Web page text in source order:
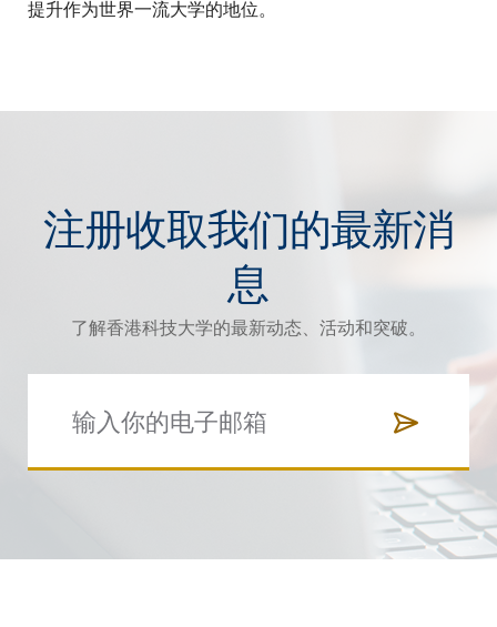
提升作为世界一流大学的地位。
注册收取我们的最新消
息
了解香港科技大学的最新动态、活动和突破。